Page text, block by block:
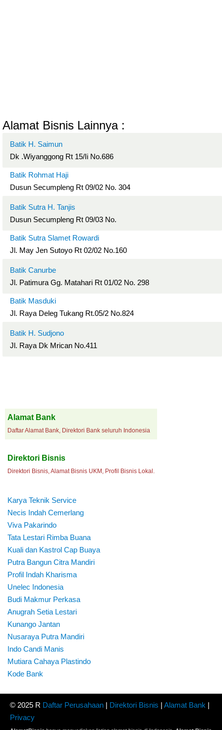
Alamat Bisnis Lainnya :
Batik H. Saimun
Dk .Wiyanggong Rt 15/Ii No.686
Batik Rohmat Haji
Dusun Secumpleng Rt 09/02 No. 304
Batik Sutra H. Tanjis
Dusun Secumpleng Rt 09/03 No.
Batik Sutra Slamet Rowardi
Jl. May Jen Sutoyo Rt 02/02 No.160
Batik Canurbe
Jl. Patimura Gg. Matahari Rt 01/02 No. 298
Batik Masduki
Jl. Raya Deleg Tukang Rt.05/2 No.824
Batik H. Sudjono
Jl. Raya Dk Mrican No.411
Alamat Bank
Daftar Alamat Bank, Direktori Bank seluruh Indonesia
Direktori Bisnis
Direktori Bisnis, Alamat Bisnis UKM, Profil Bisnis Lokal.
Karya Teknik Service
Necis Indah Cemerlang
Viva Pakarindo
Tata Lestari Rimba Buana
Kuali dan Kastrol Cap Buaya
Putra Bangun Citra Mandiri
Profil Indah Kharisma
Unelec Indonesia
Budi Makmur Perkasa
Anugrah Setia Lestari
Kunango Jantan
Nusaraya Putra Mandiri
Indo Candi Manis
Mutiara Cahaya Plastindo
Kode Bank
© 2025 R Daftar Perusahaan | Direktori Bisnis | Alamat Bank |
Privacy